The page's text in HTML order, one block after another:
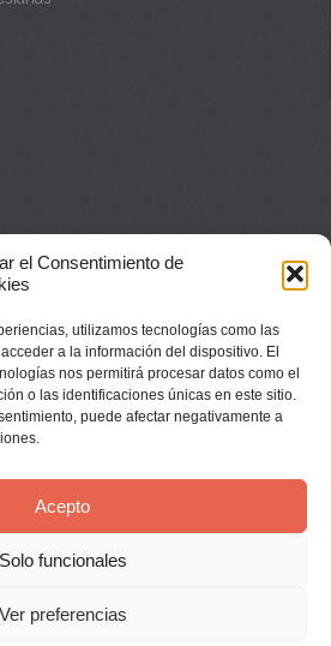
el Consentimiento de
utilizamos tecnologías como las
a la información del dispositivo. El
nos permitirá procesar datos como el
o las identificaciones únicas en este sitio.
puede afectar negativamente a
Acepto
Solo funcionales
Ver preferencias
521o949 835 058
949 835 111
del Sistal 2025 |
↑